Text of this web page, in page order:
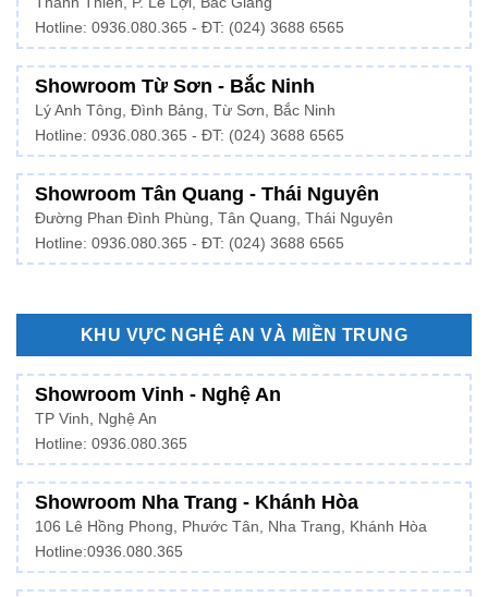
Hotline: 0936.080.365 - ĐT: (024) 3688 6565
Showroom Từ Sơn - Bắc Ninh
Lý Anh Tông, Đình Bảng, Từ Sơn, Bắc Ninh
Hotline: 0936.080.365 - ĐT: (024) 3688 6565
Showroom Tân Quang - Thái Nguyên
Đường Phan Đình Phùng, Tân Quang, Thái Nguyên
Hotline: 0936.080.365 - ĐT: (024) 3688 6565
KHU VỰC NGHỆ AN VÀ MIỀN TRUNG
Showroom Vinh - Nghệ An
TP Vinh, Nghệ An
Hotline: 0936.080.365
Showroom Nha Trang - Khánh Hòa
106 Lê Hồng Phong, Phước Tân, Nha Trang, Khánh Hòa
Hotline:0936.080.365